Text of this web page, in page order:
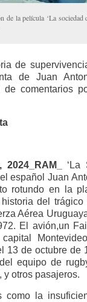
de la película ‘La sociedad
de
de Juan
de comentarios
‘La
español Juan
rotundo en la
del trágico
Aérea
El avión,un
13 de octubre de
equipo de
y otros pasajeros.
como la